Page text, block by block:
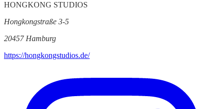
HONGKONG STUDIOS
Hongkongstraße 3-5
20457 Hamburg
https://hongkongstudios.de/